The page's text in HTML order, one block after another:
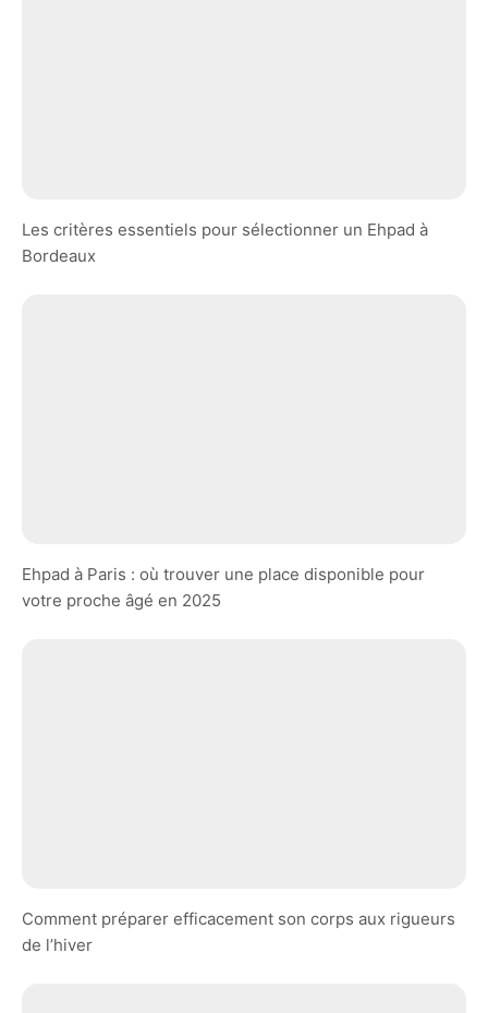
Les critères essentiels pour sélectionner un Ehpad à
Bordeaux
Ehpad à Paris : où trouver une place disponible pour
votre proche âgé en 2025
Comment préparer efficacement son corps aux rigueurs
de l’hiver